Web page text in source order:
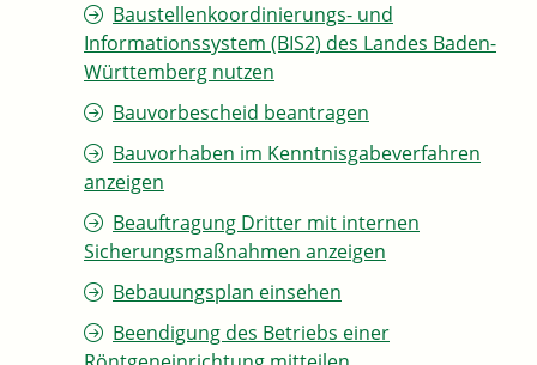
Baustellenkoordinierungs- und
Informationssystem (BIS2) des Landes Baden-
Württemberg nutzen
Bauvorbescheid beantragen
Bauvorhaben im Kenntnisgabeverfahren
anzeigen
Beauftragung Dritter mit internen
Sicherungsmaßnahmen anzeigen
Bebauungsplan einsehen
Beendigung des Betriebs einer